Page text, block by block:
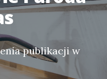
publikacji w